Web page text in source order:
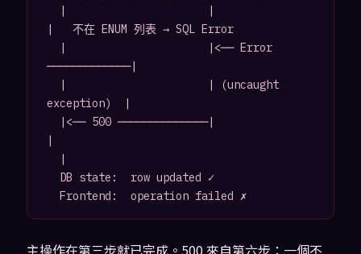
|   不在 ENUM 列表 → SQL Error
─────────────|
exception)  |
|
  Frontend:  operation failed ✗
主操作在第三步就已完成。500 來自第六步：一個不